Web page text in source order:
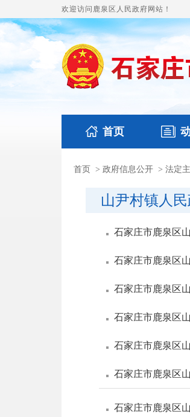
欢迎访问鹿泉区人民政府网站！
首页
国务要闻 本区
首页 > 政府信息公开 > 法定
山尹村镇人
石家庄市鹿泉区
石家庄市鹿泉区
石家庄市鹿泉区
石家庄市鹿泉区
石家庄市鹿泉区
石家庄市鹿泉区
石家庄市鹿泉区